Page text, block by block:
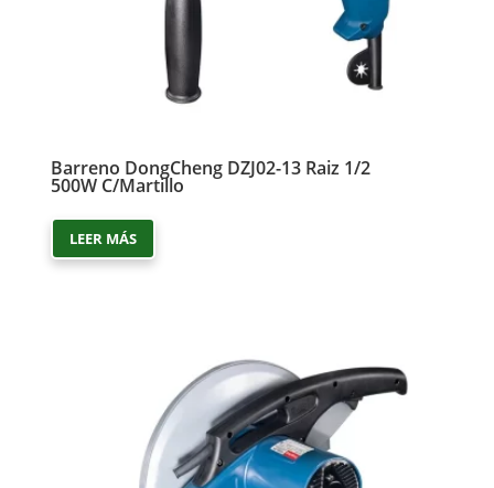
Barreno DongCheng DZJ02-13 Raiz 1/2
500W C/Martillo
LEER MÁS